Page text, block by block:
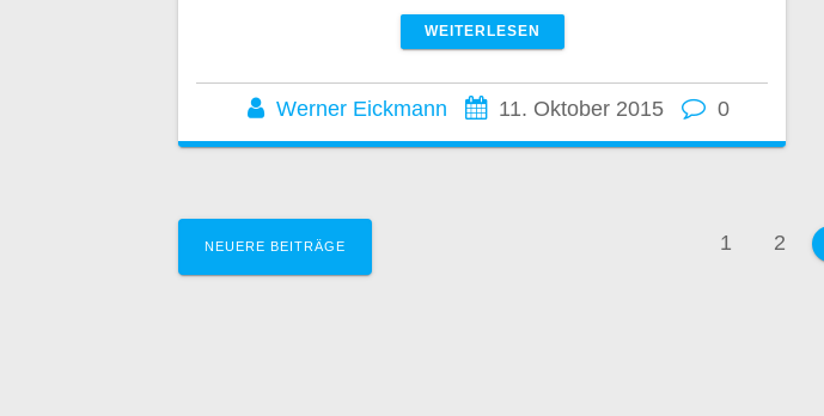
WEITERLESEN
Werner Eickmann 11. Oktober 2015 0
Beitragsnavigation
NEUERE BEITRÄGE Seite
1 Seite
2